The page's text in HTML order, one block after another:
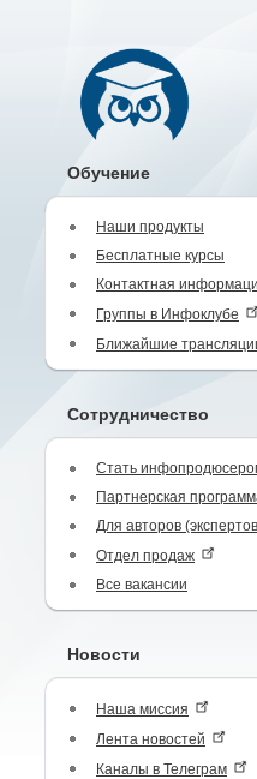
Обучение
Наши продукты
Бесплатные курсы
Контактная
Группы в Инфоклубе
Ближайшие
Сотрудничество
Стать
Партнерская
Для авторов
Отдел продаж
Все вакансии
Новости
Наша миссия
Лента новостей
Каналы в Телеграм